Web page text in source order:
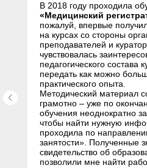
В 2018 году проходила
«Медицинский
пожалуй, впервые
на курсах со стороны
преподавателей и
чувствовалась
педагогического состава
передать как можно
практического опыта.
Методический материал
грамотно – уже по
обучения неоднократно
чтобы найти нужную
проходила по
занятости». Полученные
свидетельство об
позволили мне найти